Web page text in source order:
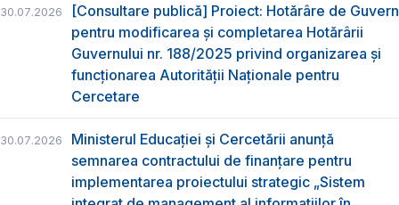
30.07.2026
[Consultare publică] Proiect: Hotărâre de Guvern
pentru modificarea și completarea Hotărârii
Guvernului nr. 188/2025 privind organizarea şi
funcţionarea Autorităţii Naţionale pentru
Cercetare
30.07.2026
Ministerul Educației și Cercetării anunță
semnarea contractului de finanțare pentru
implementarea proiectului strategic „Sistem